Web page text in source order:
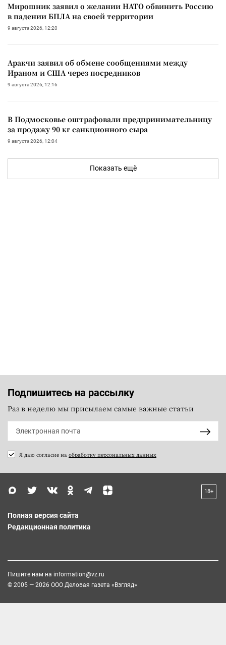
Мирошник заявил о желании НАТО обвинить Россию
в падении БПЛА на своей территории
9 августа 2026, 12:20
Аракчи заявил об обмене сообщениями между
Ираном и США через посредников
9 августа 2026, 12:16
В Подмосковье оштрафовали предпринимательницу
за продажу 90 кг санкционного сыра
9 августа 2026, 12:04
Показать ещё
Подпишитесь на рассылку
Раз в неделю мы присылаем самые важные статьи
Я даю согласие на обработку персональных данных
18+
Полная версия сайта
Редакционная политика
Пишите нам на information@vz.ru
© 2005 — 2026 ООО Деловая газета «Взгляд»